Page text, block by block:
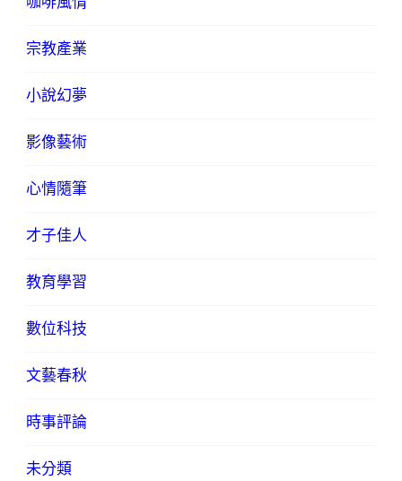
宗教產業
小說幻夢
影像藝術
心情隨筆
才子佳人
教育學習
數位科技
文藝春秋
時事評論
未分類